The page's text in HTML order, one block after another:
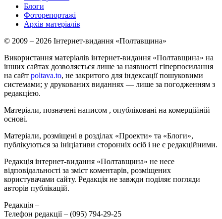
Блоги
Фоторепортажі
Архів матеріалів
© 2009 – 2026 Інтернет-видання «Полтавщина»
Використання матеріалів інтернет-видання «Полтавщина» на
інших сайтах дозволяється лише за наявності гіперпосилання
на сайт poltava.to, не закритого для індексації пошуковими
системами; у друкованих виданнях — лише за погодженням з
редакцією.
Матеріали, позначені написом , опубліковані на комерційній
основі.
Матеріали, розміщені в розділах «Проекти» та «Блоги»,
публікуються за ініціативи сторонніх осіб і не є редакційними.
Редакція інтернет-видання «Полтавщина» не несе
відповідальності за зміст коментарів, розміщених
користувачами сайту. Редакція не завжди поділяє погляди
авторів публікацій.
Редакція –
Телефон редакції – (095) 794-29-25